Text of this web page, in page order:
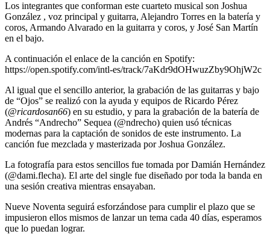
Los integrantes que conforman este cuarteto musical son Joshua
González , voz principal y guitarra, Alejandro Torres en la batería y
coros, Armando Alvarado en la guitarra y coros, y José San Martín
en el bajo.
A continuación el enlace de la canción en Spotify:
https://open.spotify.com/intl-es/track/7aKdr9dOHwuzZby9OhjW2c
Al igual que el sencillo anterior, la grabación de las guitarras y bajo
de “Ojos” se realizó con la ayuda y equipos de Ricardo Pérez
(@ricardosan66) en su estudio, y para la grabación de la batería de
Andrés “Andrecho” Sequea (@ndrecho) quien usó técnicas
modernas para la captación de sonidos de este instrumento. La
canción fue mezclada y masterizada por Joshua González.
La fotografía para estos sencillos fue tomada por Damián Hernández
(@dami.flecha). El arte del single fue diseñado por toda la banda en
una sesión creativa mientras ensayaban.
Nueve Noventa seguirá esforzándose para cumplir el plazo que se
impusieron ellos mismos de lanzar un tema cada 40 días, esperamos
que lo puedan lograr.